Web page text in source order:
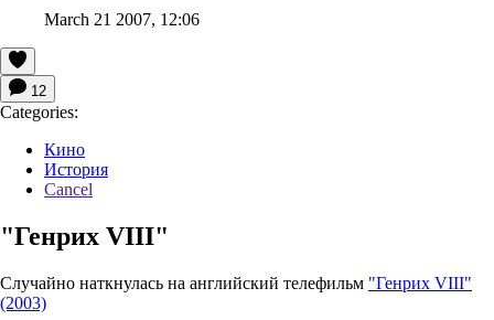
March 21 2007, 12:06
12
Categories:
Кино
История
Cancel
"Генрих VIII"
Cлучайно наткнулась на английский телефильм "Генрих VIII"
(2003)